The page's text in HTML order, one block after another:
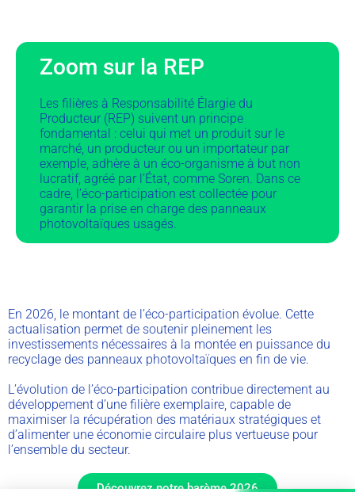
Zoom sur la REP
Les filières à Responsabilité Élargie du
Producteur (REP) suivent un principe
fondamental : celui qui met un produit sur le
marché, un producteur ou un importateur par
exemple, adhère à un éco-organisme à but non
lucratif, agréé par l’État, comme Soren. Dans ce
cadre, l’éco-participation est collectée pour
garantir la prise en charge des panneaux
photovoltaïques usagés.
En 2026, le montant de l’éco-participation évolue. Cette
actualisation permet de soutenir pleinement les
investissements nécessaires à la montée en puissance du
recyclage des panneaux photovoltaïques en fin de vie.
L’évolution de l’éco-participation contribue directement au
développement d’une filière exemplaire, capable de
maximiser la récupération des matériaux stratégiques et
d’alimenter une économie circulaire plus vertueuse pour
l’ensemble du secteur.
Découvrez notre barème 2026